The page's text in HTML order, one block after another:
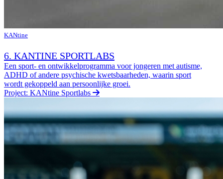
KANtine
6. KANTINE SPORTLABS
Een sport- en ontwikkelprogramma voor jongeren met autisme,
ADHD of andere psychische kwetsbaarheden, waarin sport
wordt gekoppeld aan persoonlijke groei.
Project: KANtine Sportlabs